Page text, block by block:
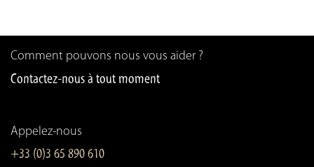
Comment pouvons nous vous aider ?
Contactez-nous à tout moment
Appelez-nous
+33 (0)3 65 890 610